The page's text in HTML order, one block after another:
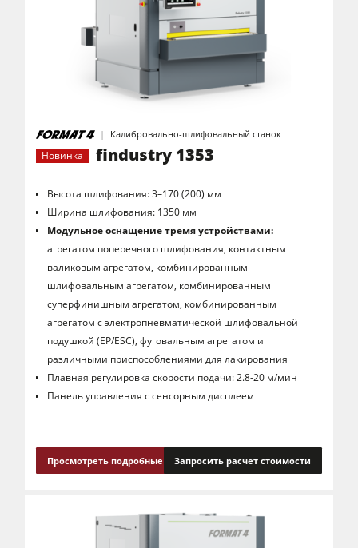
Калибровально-шлифовальный станок
Новинка
findustry 1353
Высота шлифования: 3–170 (200) мм
Ширина шлифования: 1350 мм
Модульное оснащение тремя устройствами:
агрегатом поперечного шлифования, контактным
валиковым агрегатом, комбинированным
шлифовальным агрегатом, комбинированным
суперфинишным агрегатом, комбинированным
агрегатом с электропневматической шлифовальной
подушкой (EP/ESC), фуговальным агрегатом и
различными приспособлениями для лакирования
Плавная регулировка скорости подачи: 2.8-20 м/мин
Панель управления с сенсорным дисплеем
Просмотреть подробные сведенияЗапросить расчет стоимости